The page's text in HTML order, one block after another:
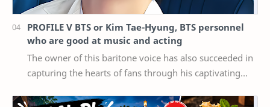
PROFILE V BTS or Kim Tae-Hyung, BTS personnel
who are good at music and acting
The owner of this baritone voice has also succeeded in
capturing the hearts of fans through his captivating